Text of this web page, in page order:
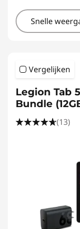
Snelle
Vergelijken
Legion Tab
Bundle
(13)